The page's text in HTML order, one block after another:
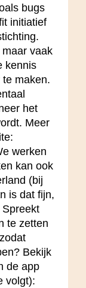
bugs
initiatief
vaak
kennis
maken.
het
Meer
werken
kan ook
(bij
is dat fijn,
te zetten
Bekijk
de app
volgt):